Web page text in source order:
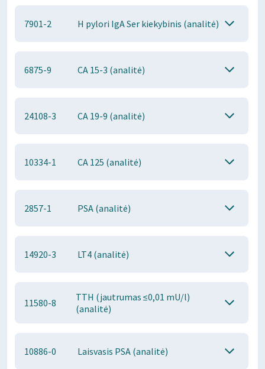
7901-2 H pylori IgA Ser kiekybinis (analitė)
6875-9 CA 15-3 (analitė)
24108-3 CA 19-9 (analitė)
10334-1 CA 125 (analitė)
2857-1 PSA (analitė)
14920-3 LT4 (analitė)
11580-8
TTH (jautrumas ≤0,01 mU/l)
(analitė)
10886-0 Laisvasis PSA (analitė)